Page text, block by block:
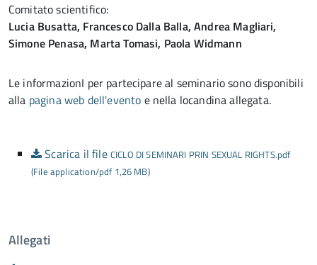
Comitato scientifico:
Lucia Busatta, Francesco Dalla Balla, Andrea Magliari,
Simone Penasa, Marta Tomasi, Paola Widmann
Le informazionI per partecipare al seminario sono disponibili
alla pagina web dell'evento e nella locandina allegata.
Scarica il file CICLO DI SEMINARI PRIN SEXUAL RIGHTS.pdf
(File application/pdf 1,26 MB)
Allegati